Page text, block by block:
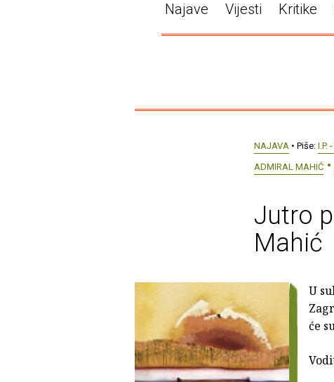
Najave Vijesti Kritike
NAJAVA • Piše: I.P.
ADMIRAL MAHIĆ
Jutro
Mahić
U
će